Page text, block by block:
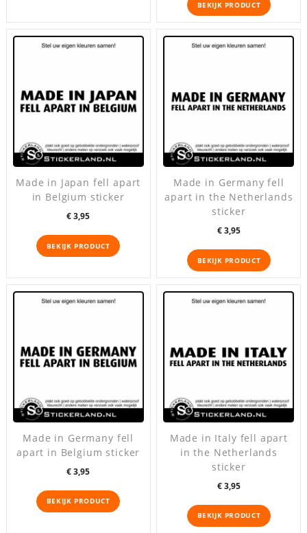
BEKIJK PRODUCT
Made in Japan fell apart
in Belgium sticker
Prijs
€ 3,95
BEKIJK PRODUCT
Made in Germany fell
apart in the Netherlands
sticker
Prijs
€ 3,95
BEKIJK PRODUCT
Made in Germany fell
apart in Belgium sticker
Prijs
€ 3,95
BEKIJK PRODUCT
Made in Italy fell apart
in the Netherlands
sticker
Prijs
€ 3,95
BEKIJK PRODUCT